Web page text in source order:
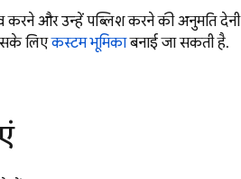
करने और उन्हें पब्लिश करने की अनुमति देनी
लिएकस्टम भूमिकाबनाई जा सकती है.